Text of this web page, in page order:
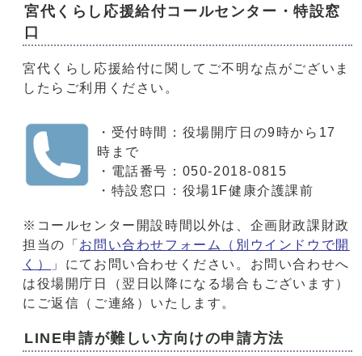
宮代くらし応援給付コールセンター・特設窓
口
宮代くらし応援給付に関してご不明な点がございま
したらご利用ください。
・受付時間：役場開庁日の9時から17
時まで
・電話番号：050-2018-0815
・特設窓口：役場1F健康介護課前
※コールセンター開設時間以外は、企画財政課財政
担当の「 お問い合わせフォーム
（別ウインドウで開
く）
」にてお問い合わせください。お問い合わせへ
は役場開庁日（翌日以降になる場合もございます）
にご返信（ご連絡）いたします。
LINE申請が難しい方向けの申請方法